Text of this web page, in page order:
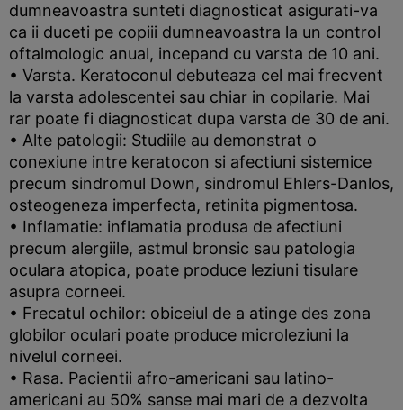
dumneavoastra sunteti diagnosticat asigurati-va
ca ii duceti pe copiii dumneavoastra la un control
oftalmologic anual, incepand cu varsta de 10 ani.
• Varsta. Keratoconul debuteaza cel mai frecvent
la varsta adolescentei sau chiar in copilarie. Mai
rar poate fi diagnosticat dupa varsta de 30 de ani.
• Alte patologii: Studiile au demonstrat o
conexiune intre keratocon si afectiuni sistemice
precum sindromul Down, sindromul Ehlers-Danlos,
osteogeneza imperfecta, retinita pigmentosa.
• Inflamatie: inflamatia produsa de afectiuni
precum alergiile, astmul bronsic sau patologia
oculara atopica, poate produce leziuni tisulare
asupra corneei.
• Frecatul ochilor: obiceiul de a atinge des zona
globilor oculari poate produce microleziuni la
nivelul corneei.
• Rasa. Pacientii afro-americani sau latino-
americani au 50% sanse mai mari de a dezvolta